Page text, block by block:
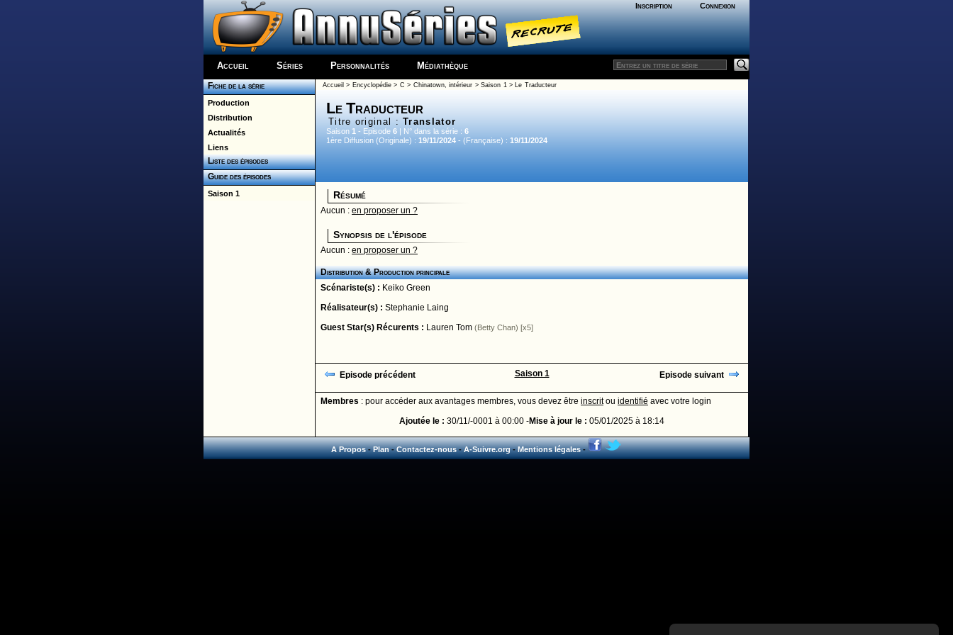
Inscription Connexion
Accueil Séries Personnalités Médiathèque
Fiche de la série
Production
Distribution
Actualités
Liens
Liste des épisodes
Guide des épisodes
Saison 1
Accueil > Encyclopédie> C > Chinatown, intérieur >Saison 1> Le Traducteur
Le Traducteur
Titre original :Translator
Saison 1 - Episode 6 | N° dans la série : 6
1ère Diffusion (Originale) : 19/11/2024 - (Française) : 19/11/2024
Résumé
Aucun : en proposer un ?
Synopsis de l'épisode
Aucun : en proposer un ?
Distribution & Production principale
Scénariste(s) : Keiko Green
Réalisateur(s) : Stephanie Laing
Guest Star(s) Récurents : Lauren Tom (Betty Chan) [x5]
Episode précédent Saison 1 Episode suivant
Membres : pour accéder aux avantages membres, vous devez être inscritou identifié avec votre login
Ajoutée le : 30/11/-0001 à 00:00 -Mise à jour le : 05/01/2025 à 18:14
A Propos-Plan-Contactez-nous-A-Suivre.org-Mentions légales-